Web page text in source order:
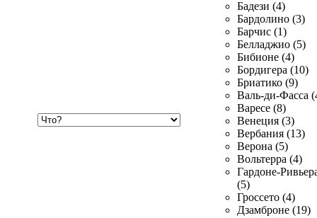
Бадези (4)
Бардолино (3)
Барчис (1)
Белладжио (5)
Бибионе (4)
Бордигера (10)
Бриатико (9)
Валь-ди-Фасса
Варесе (8)
Венеция (3)
Вербания (13)
Верона (5)
Вольтерра (4)
Гардоне-
(5)
Гроссето (4)
Дзамброне (19)